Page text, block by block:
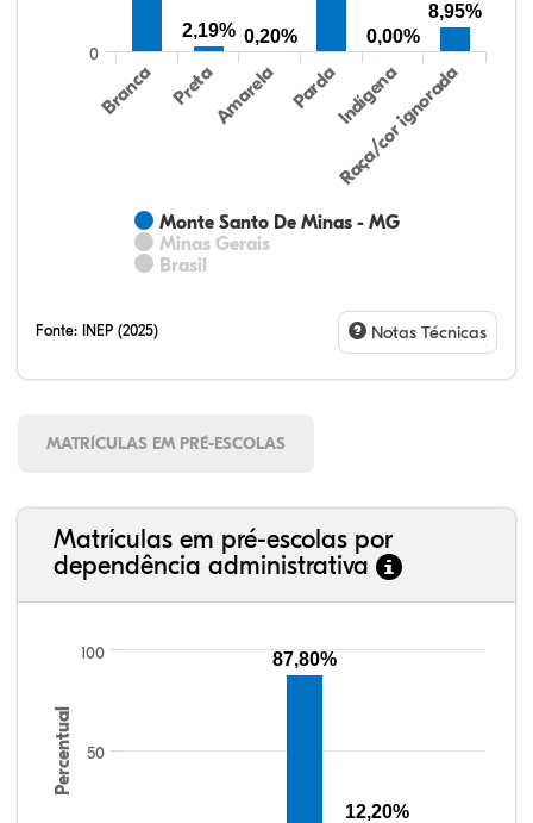
Monte Santo De Minas - MG
Minas Gerais
Brasil
Branca PretaAmarela PardaIndígena
Raça/cor ignorada
0
2,19% 0,20% 0,00%
8,95%
Fonte: INEP (2025) Notas Técnicas
MATRÍCULAS EM PRÉ-ESCOLAS
Matrículas em pré-escolas por
dependência administrativa
Percentual 50
100 87,80%
12,20%